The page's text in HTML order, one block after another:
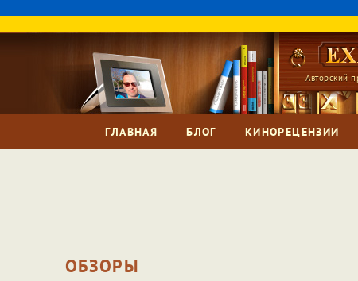
Авторский
ГЛАВНАЯ БЛОГ КИНОРЕЦЕНЗИИ
ОБЗОРЫ